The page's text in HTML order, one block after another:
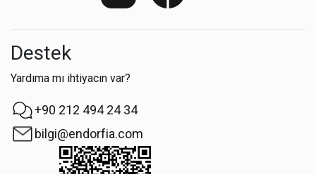
Destek
Yardıma mı ihtiyacın var?
+90 212 494 24 34
bilgi@endorfia.com